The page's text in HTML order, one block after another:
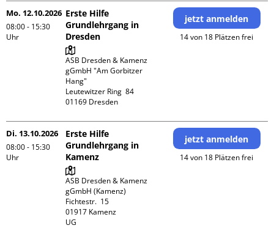
Mo. 12.10.2026
08:00 - 15:30
Uhr
Erste Hilfe
Grundlehrgang in
Dresden
ASB Dresden & Kamenz
gGmbH "Am Gorbitzer
Hang"
Leutewitzer Ring  84
jetzt anmelden
14 von 18 Plätzen frei
Di. 13.10.2026
08:00 - 15:30
Uhr
Erste Hilfe
Grundlehrgang in
Kamenz
ASB Dresden & Kamenz
gGmbH (Kamenz)
Fichtestr.  15
01917 Kamenz
UG
jetzt anmelden
14 von 18 Plätzen frei